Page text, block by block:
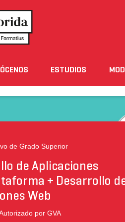
Eventos Blog Solicita
ESTUDIOS
de Grado Superior
de Aplicaciones
+ Desarrollo
Web
por GVA